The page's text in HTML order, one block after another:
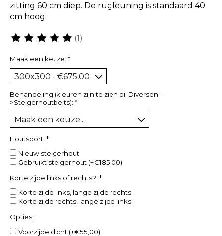
zitting 60 cm diep. De rugleuning is standaard 40
cm hoog.
De beoordeling van dit product is
(1)
Maak een keuze: *
Behandeling (kleuren zijn te zien bij Diversen--
>Steigerhoutbeits): *
Houtsoort: *
Nieuw steigerhout
Gebruikt steigerhout (+€185,00)
Korte zijde links of rechts?: *
Korte zijde links, lange zijde rechts
Korte zijde rechts, lange zijde links
Opties:
Voorzijde dicht (+€55,00)